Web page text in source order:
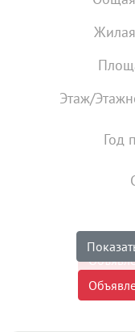
Этаж/
Год
коридорного